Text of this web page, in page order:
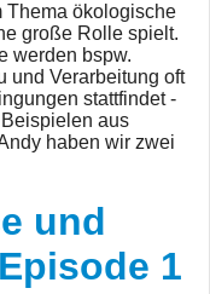
Thema ökologische
große Rolle spielt.
werden bspw.
und Verarbeitung oft
stattfindet -
aus
haben wir zwei
und
1